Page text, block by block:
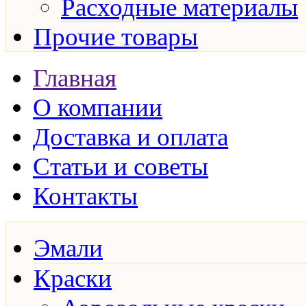
Расходные материалы
Прочие товары
Главная
О компании
Доставка и оплата
Статьи и советы
Контакты
Эмали
Краски